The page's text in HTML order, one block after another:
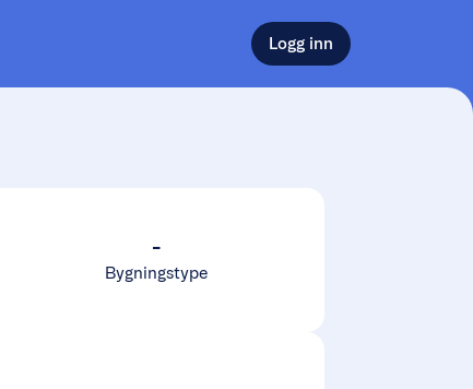
Logg inn
-
Bygningstype